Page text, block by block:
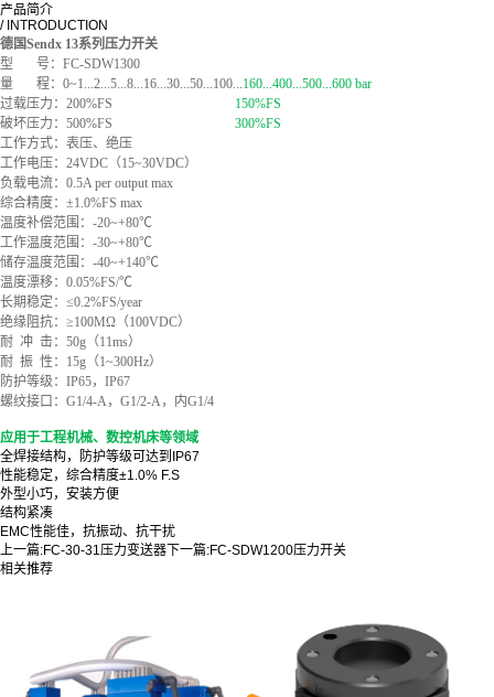
产品简介
/ INTRODUCTION
德国Sendx 13系列压力开关
型 号：FC-SDW1300
量 程：0~1...2...5...8...16...30...50...100...160...400...500...600 bar
过载压力：200%FS 150%FS
破坏压力：500%FS 300%FS
工作方式：表压、绝压
工作电压：24VDC（15~30VDC）
负载电流：0.5A per output max
综合精度：±1.0%FS max
温度补偿范围：-20~+80℃
工作温度范围：-30~+80℃
储存温度范围：-40~+140℃
温度漂移：0.05%FS/℃
长期稳定：≤0.2%FS/year
绝缘阻抗：≥100MΩ（100VDC）
耐 冲 击：50g（11ms）
耐 振 性：15g（1~300Hz）
防护等级：IP65，IP67
螺纹接口：G1/4-A，G1/2-A，内G1/4
应用于工程机械、数控机床等领域
全焊接结构，防护等级可达到IP67
性能稳定，综合精度±1.0% F.S
外型小巧，安装方便
结构紧凑
EMC性能佳，抗振动、抗干扰
上一篇:FC-30-31压力变送器 下一篇:FC-SDW1200压力开关
相关推荐